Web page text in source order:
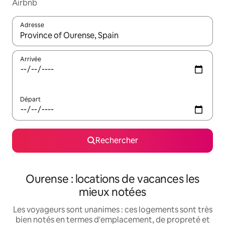
Airbnb
Adresse
Lorsque les résultats s'affichent, utilisez les flèches vers le
Arrivée
Départ
Rechercher
Ourense : locations de vacances les
mieux notées
Les voyageurs sont unanimes : ces logements sont très
bien notés en termes d'emplacement, de propreté et